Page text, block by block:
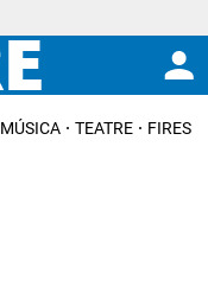
MÚSICA TEATRE FIRES I